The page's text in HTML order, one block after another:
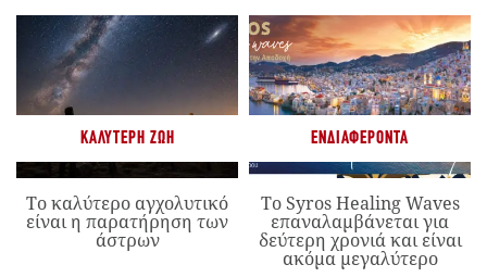
ΚΑΛΎΤΕΡΗ ΖΩΉ
Το καλύτερο αγχολυτικό
είναι η παρατήρηση των
άστρων
ΕΝΔΙΑΦΈΡΟΝΤΑ
Το Syros Healing Waves
επαναλαμβάνεται για
δεύτερη χρονιά και είναι
ακόμα μεγαλύτερο